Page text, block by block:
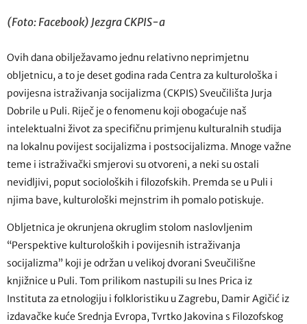
(Foto: Facebook) Jezgra CKPIS-a
Ovih dana obilježavamo jednu relativno neprimjetnu
obljetnicu, a to je deset godina rada Centra za kulturološka i
povijesna istraživanja socijalizma (CKPIS) Sveučilišta Jurja
Dobrile u Puli. Riječ je o fenomenu koji obogaćuje naš
intelektualni život za specifičnu primjenu kulturalnih studija
na lokalnu povijest socijalizma i postsocijalizma. Mnoge važne
teme i istraživački smjerovi su otvoreni, a neki su ostali
nevidljivi, poput socioloških i filozofskih. Premda se u Puli i
njima bave, kulturološki mejnstrim ih pomalo potiskuje.
Obljetnica je okrunjena okruglim stolom naslovljenim
“Perspektive kulturoloških i povijesnih istraživanja
socijalizma” koji je održan u velikoj dvorani Sveučilišne
knjižnice u Puli. Tom prilikom nastupili su Ines Prica iz
Instituta za etnologiju i folkloristiku u Zagrebu, Damir Agičić iz
izdavačke kuće Srednja Evropa, Tvrtko Jakovina s Filozofskog